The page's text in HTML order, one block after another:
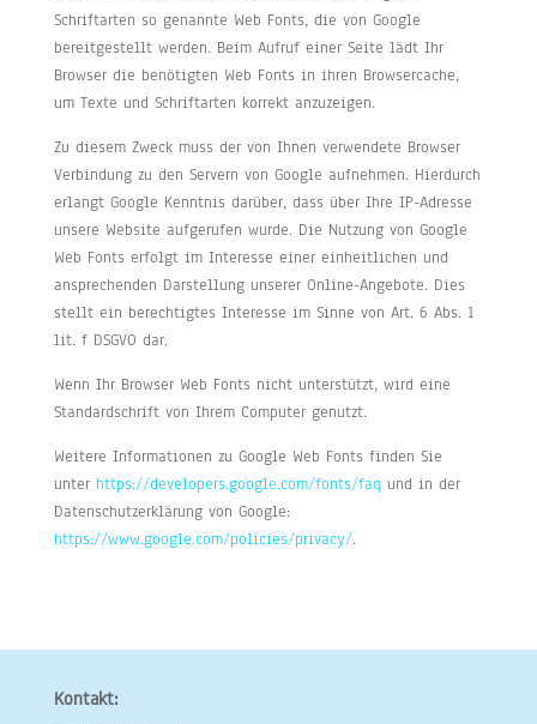
Schriftarten so genannte Web Fonts, die von Google
bereitgestellt werden. Beim Aufruf einer Seite lädt Ihr
Browser die benötigten Web Fonts in ihren Browsercache,
um Texte und Schriftarten korrekt anzuzeigen.
Zu diesem Zweck muss der von Ihnen verwendete Browser
Verbindung zu den Servern von Google aufnehmen. Hierdurch
erlangt Google Kenntnis darüber, dass über Ihre IP-Adresse
unsere Website aufgerufen wurde. Die Nutzung von Google
Web Fonts erfolgt im Interesse einer einheitlichen und
ansprechenden Darstellung unserer Online-Angebote. Dies
stellt ein berechtigtes Interesse im Sinne von Art. 6 Abs. 1
lit. f DSGVO dar.
Wenn Ihr Browser Web Fonts nicht unterstützt, wird eine
Standardschrift von Ihrem Computer genutzt.
Weitere Informationen zu Google Web Fonts finden Sie
unter https://developers.google.com/fonts/faq und in der
Datenschutzerklärung von Google:
https://www.google.com/policies/privacy/.
Kontakt: